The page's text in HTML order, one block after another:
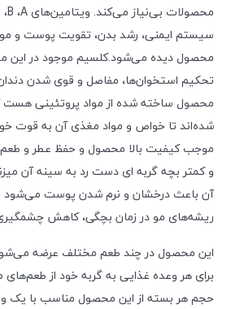
محصولات بی‌نیاز می‌کند. ویتامین‌هایA، ،
سیستم ایمنی، رشد بدن، تقویت پوست و مو
محصول دیده می‌شود.کلسیم موجود در
تحکیم استخوان‌ها، مفاصل و قوی شدن
محصول ساخته شده از مواد پروتئینی هست
شده‌اند تا خواص و مواد مغذی آن به قوت
موجب کیفیت بالا محصول و حفظ عطر و
و کمتر بچه گربه ای دست رد به سینه آن
آن باعث درخشان و نرم شدن پوست
ریشه‌های مو در زمان بچگی، کاهش
این محصول در چند طعم مختلف عرضه
برای هر وعده غذایی به گربه خود از طعم‌های
حجم هر بسته از این محصول مناسب با یک